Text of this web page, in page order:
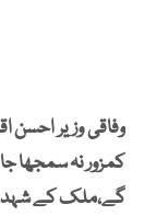
وفاقی وزیر احسن
کمزور نہ سمجھا
گے،ملک کے شہدا